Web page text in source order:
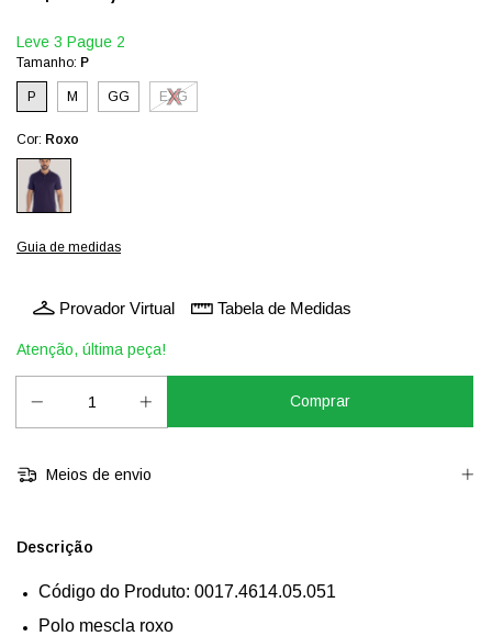
Leve 3 Pague 2
Tamanho: P
P M GG EXG
Cor: Roxo
Guia de medidas
Provador Virtual Tabela de Medidas
Atenção, última peça!
Meios de envio
Descrição
Código do Produto: 0017.4614.05.051
Polo mescla roxo